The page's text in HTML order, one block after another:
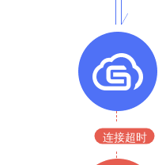
连接超时